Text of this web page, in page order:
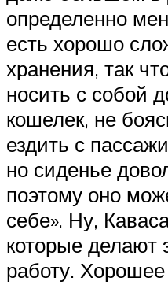
определенно
есть хорошо
хранения, так
носить с собой
кошелек, не
ездить с
но сиденье
поэтому оно
себе». Ну,
которые делают
работу.